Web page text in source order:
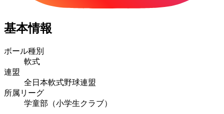
基本情報
ボール種別
軟式
連盟
全日本軟式野球連盟
所属リーグ
学童部（小学生クラブ）